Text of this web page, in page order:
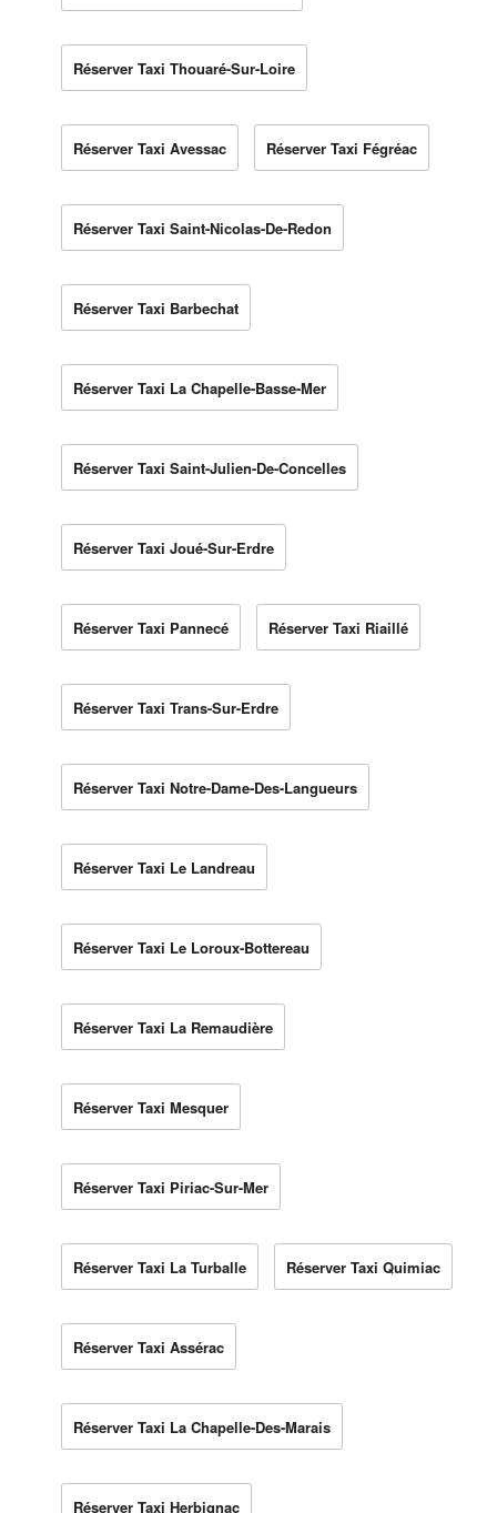
Réserver Taxi Thouaré-Sur-Loire
Réserver Taxi Avessac Réserver Taxi Fégréac
Réserver Taxi Saint-Nicolas-De-Redon
Réserver Taxi Barbechat
Réserver Taxi La Chapelle-Basse-Mer
Réserver Taxi Saint-Julien-De-Concelles
Réserver Taxi Joué-Sur-Erdre
Réserver Taxi Pannecé Réserver Taxi Riaillé
Réserver Taxi Trans-Sur-Erdre
Réserver Taxi Notre-Dame-Des-Langueurs
Réserver Taxi Le Landreau
Réserver Taxi Le Loroux-Bottereau
Réserver Taxi La Remaudière
Réserver Taxi Mesquer
Réserver Taxi Piriac-Sur-Mer
Réserver Taxi La Turballe Réserver Taxi Quimiac
Réserver Taxi Assérac
Réserver Taxi La Chapelle-Des-Marais
Réserver Taxi Herbignac